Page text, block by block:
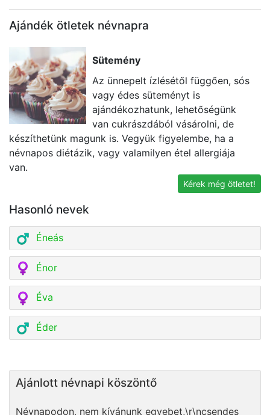
Ajándék ötletek névnapra
Sütemény
Az ünnepelt ízlésétől függően, sós
vagy édes süteményt is
ajándékozhatunk, lehetőségünk
van cukrászdából vásárolni, de
készíthetünk magunk is. Vegyük figyelembe, ha a
névnapos diétázik, vagy valamilyen étel allergiája
van.
Kérek még ötletet!
Hasonló nevek
Éneás
Énor
Éva
Éder
Ajánlott névnapi köszöntő
Névnapodon, nem kívánunk egyebet,\r\ncsendes